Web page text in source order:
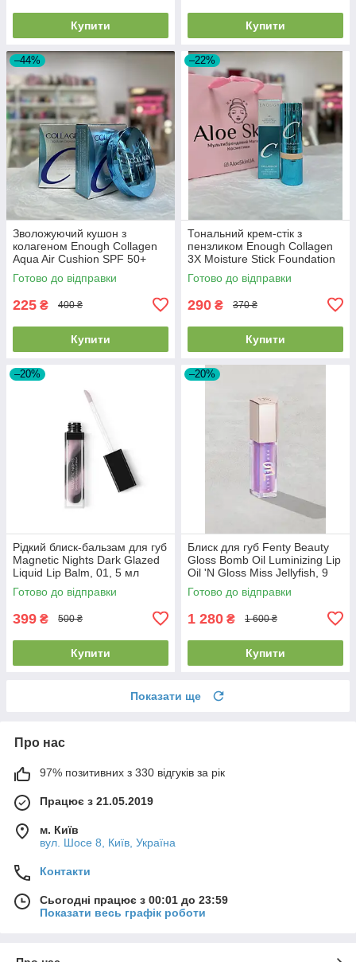
Купити Купити
–44%
Зволожуючий кушон з
колагеном Enough Collagen
Aqua Air Cushion SPF 50+
PA+++ 15г #13 Light Beige
Готово до відправки
225 ₴ 400 ₴
Купити
–22%
Тональний крем-стік з
пензликом Enough Collagen
3X Moisture Stick Foundation
SPF50+PA++++ #21 Natural
Beige 14г
Готово до відправки
290 ₴ 370 ₴
Купити
–20%
Рідкий блиск-бальзам для губ
Magnetic Nights Dark Glazed
Liquid Lip Balm, 01, 5 мл
Готово до відправки
399 ₴ 500 ₴
Купити
–20%
Блиск для губ Fenty Beauty
Gloss Bomb Oil Luminizing Lip
Oil 'N Gloss Miss Jellyfish, 9
мл
Готово до відправки
1 280 ₴ 1 600 ₴
Купити
Показати ще
Про нас
97% позитивних з 330 відгуків за рік
Працює з 21.05.2019
м. Київ
вул. Шосе 8, Київ, Україна
Контакти
Сьогодні працює з 00:01 до 23:59
Показати весь графік роботи